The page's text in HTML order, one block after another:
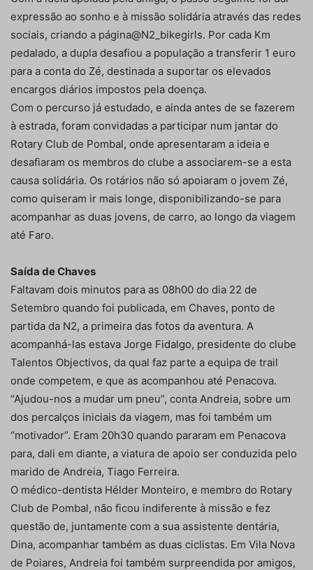
expressão ao sonho e à missão solidária através das redes
sociais, criando a página@N2_bikegirls. Por cada Km
pedalado, a dupla desafiou a população a transferir 1 euro
para a conta do Zé, destinada a suportar os elevados
encargos diários impostos pela doença.
Com o percurso já estudado, e ainda antes de se fazerem
à estrada, foram convidadas a participar num jantar do
Rotary Club de Pombal, onde apresentaram a ideia e
desafiaram os membros do clube a associarem-se a esta
causa solidária. Os rotários não só apoiaram o jovem Zé,
como quiseram ir mais longe, disponibilizando-se para
acompanhar as duas jovens, de carro, ao longo da viagem
até Faro.
Saída de Chaves
Faltavam dois minutos para as 08h00 do dia 22 de
Setembro quando foi publicada, em Chaves, ponto de
partida da N2, a primeira das fotos da aventura. A
acompanhá-las estava Jorge Fidalgo, presidente do clube
Talentos Objectivos, da qual faz parte a equipa de trail
onde competem, e que as acompanhou até Penacova.
“Ajudou-nos a mudar um pneu”, conta Andreia, sobre um
dos percalços iniciais da viagem, mas foi também um
“motivador”. Eram 20h30 quando pararam em Penacova
para, dali em diante, a viatura de apoio ser conduzida pelo
marido de Andreia, Tiago Ferreira.
O médico-dentista Hélder Monteiro, e membro do Rotary
Club de Pombal, não ficou indiferente à missão e fez
questão de, juntamente com a sua assistente dentária,
Dina, acompanhar também as duas ciclistas. Em Vila Nova
de Poiares, Andreia foi também surpreendida por amigos,